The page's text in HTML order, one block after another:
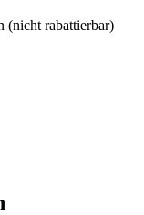
(nicht rabattierbar)